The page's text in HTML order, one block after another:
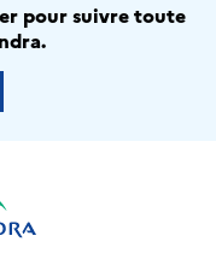
pour suivre toute